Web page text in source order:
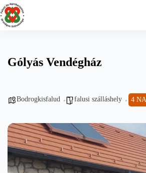
Skip
to
content
Gólyás Vendégház
Bodrogkisfalud falusi szálláshely 4